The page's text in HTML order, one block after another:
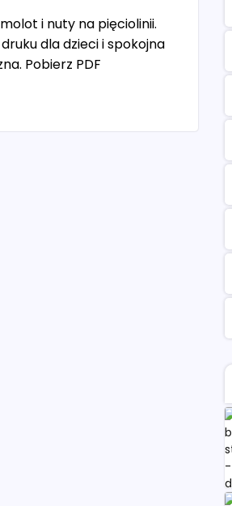
i nuty na pięciolinii.
dla dzieci i spokojna
Pobierz PDF